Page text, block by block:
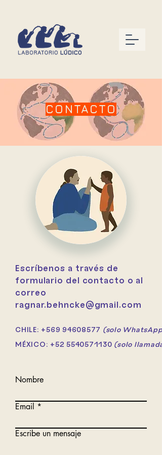
CONTACTO
Escríbenos a través de
formulario del contacto o al
correo
ragnar.behncke@gmail.com
CHILE: +569 94608577 (solo WhatsApp)
MÉXICO: +52 5540571130 (solo llamada)
Nombre
Email
Escribe un mensaje